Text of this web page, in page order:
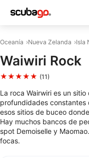
Oceanía Nueva Zelanda Isla
Waiwiri Rock
★★★★★ (11)
La roca Wairwiri es un
profundidades
esos sitios de buceo
Hay muchos bancos de
spot Demoiselle y
focas.